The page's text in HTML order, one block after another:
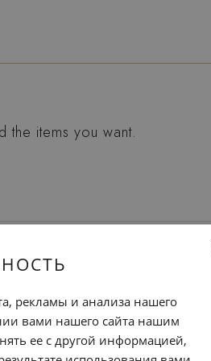
the items you want.
CATALAN
рекламы и анализа нашего
вами нашего сайта нашим
ее с другой информацией,